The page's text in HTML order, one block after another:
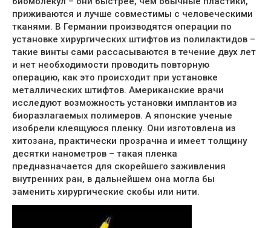
приживаются и лучше совместимы с человеческими
тканями. В Германии производятся операции по
установке хирургических штифтов из полилактидов –
такие винты сами рассасываются в течение двух лет
и нет необходимости проводить повторную
операцию, как это происходит при установке
металлических штифтов. Американские врачи
исследуют возможность установки имплантов из
биоразлагаемых полимеров. А японские ученые
изобрели клеящуюся пленку. Они изготовлена из
хитозана, практически прозрачна и имеет толщину
десятки нанометров – такая пленка
предназначается для скорейшего заживления
внутренних ран, в дальнейшем она могла бы
заменить хирургические скобы или нити.